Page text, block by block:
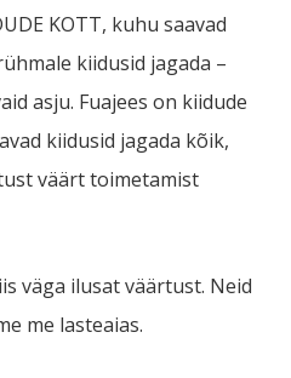
KOTT, kuhu saavad
kiidusid jagada –
asju. Fuajees on kiidude
kiidusid jagada kõik,
väärt toimetamist
väga ilusat väärtust. Neid
me lasteaias.